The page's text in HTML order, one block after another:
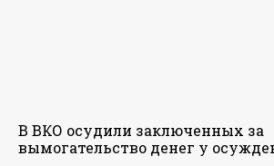
В ВКО осудили заключенных за
вымогательство денег у